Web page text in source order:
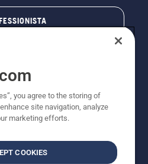
Tutti i diritti riservati. I prezzi
e arrotondati, non
you agree to the storing of
site navigation, analyze
marketing efforts.
COOKIES